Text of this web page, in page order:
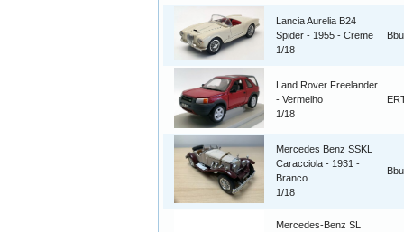
Lancia Aurelia B24
Spider - 1955 - Creme
1/18
Land Rover Freelander
- Vermelho
1/18
Mercedes Benz SSKL
Caracciola - 1931 -
Branco
1/18
Mercedes-Benz SL